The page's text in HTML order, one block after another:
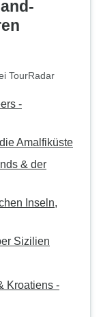
TourRadar
-
Amalfiküste
& der
Inseln,
Sizilien
Kroatiens -